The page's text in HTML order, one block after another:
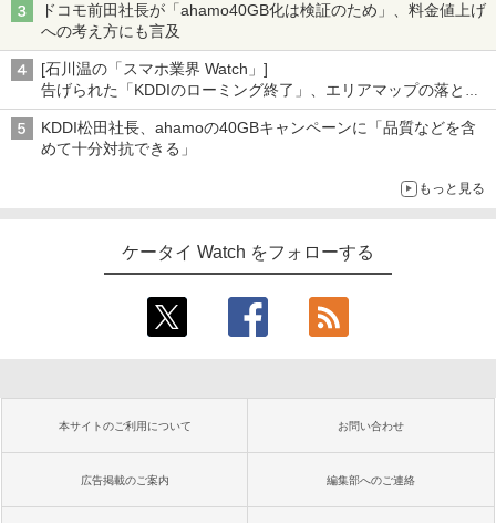
ドコモ前田社長が「ahamo40GB化は検証のため」、料金値上げ
への考え方にも言及
[石川温の「スマホ業界 Watch」]
告げられた「KDDIのローミング終了」、エリアマップの落とし
穴と楽天モバイルの課題
KDDI松田社長、ahamoの40GBキャンペーンに「品質などを含
めて十分対抗できる」
もっと見る
ケータイ Watch をフォローする
本サイトのご利用について お問い合わせ
広告掲載のご案内 編集部へのご連絡